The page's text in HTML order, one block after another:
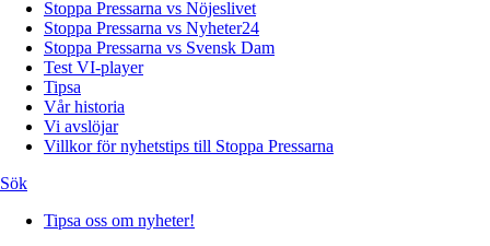
Stoppa Pressarna vs Nöjeslivet
Stoppa Pressarna vs Nyheter24
Stoppa Pressarna vs Svensk Dam
Test VI-player
Tipsa
Vår historia
Vi avslöjar
Villkor för nyhetstips till Stoppa Pressarna
Sök
Tipsa oss om nyheter!